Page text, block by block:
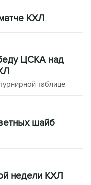
КХЛ
ЦСКА над
таблице
шайб
недели КХЛ